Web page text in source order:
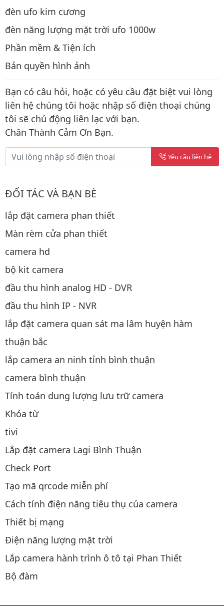
đèn ufo kim cương
đèn năng lượng mặt trời ufo 1000w
Phần mềm & Tiện ích
Bản quyền hình ảnh
Bạn có câu hỏi, hoặc có yêu cầu đặt biệt vui lòng
liên hệ chúng tôi hoặc nhập số điện thoại chúng
tôi sẽ chủ động liên lạc với bạn.
Chân Thành Cảm Ơn Bạn.
Yêu cầu liên hệ
ĐỐI TÁC VÀ BẠN BÈ
lắp đặt camera phan thiết
Màn rèm cửa phan thiết
camera hd
bộ kit camera
đầu thu hình analog HD - DVR
đầu thu hình IP - NVR
lắp đặt camera quan sát ma lâm huyện hàm
thuận bắc
lắp camera an ninh tỉnh bình thuận
camera bình thuận
Tính toán dung lượng lưu trữ camera
Khóa từ
tivi
Lắp đặt camera Lagi Bình Thuận
Check Port
Tạo mã qrcode miễn phí
Cách tính điện năng tiêu thụ của camera
Thiết bị mạng
Điện năng lượng mặt trời
Lắp camera hành trình ô tô tại Phan Thiết
Bộ đàm